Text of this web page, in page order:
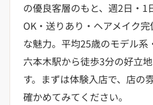
の優良客層のもと、週2日・1
OK・送りあり・ヘアメイク
な魅力。平均25歳のモデル系
六本木駅から徒歩3分の好立
す。まずは体験入店で、店の
確かめてみてください。